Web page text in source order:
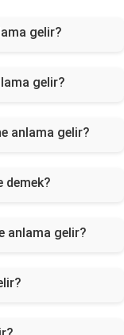
gelir?
gelir?
anlama gelir?
demek?
anlama gelir?